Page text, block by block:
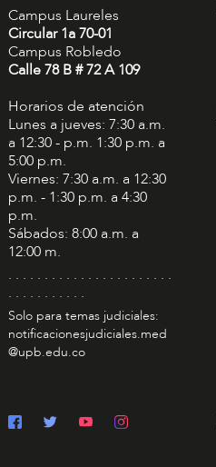
Campus Laureles
Circular 1a 70-01
Campus Robledo
Calle 78 B # 72 A 109
Horarios de atención
Lunes a jueves: 7:30 a.m.
a 12:30 - p.m. 1:30 p.m. a
5:00 p.m.
Viernes: 7:30 a.m. a 12:30
p.m. - 1:30 p.m. a 4:30
p.m.
Sábados: 8:00 a.m. a
12:00 m.
. . . . . . . . . . . . . . . . . . . . . . .
. . . . . . . . . . .
Solo para temas judiciales:
notificacionesjudiciales.med
@upb.edu.co